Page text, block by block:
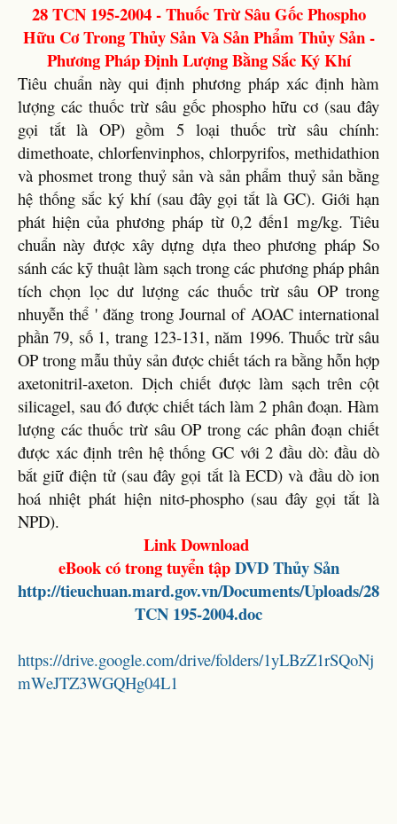
28 TCN 195-2004 - Thuốc Trừ Sâu Gốc Phospho
Hữu Cơ Trong Thủy Sản Và Sản Phẩm Thủy Sản -
Phương Pháp Định Lượng Bằng Sắc Ký Khí
Tiêu chuẩn này qui định phương pháp xác định hàm
lượng các thuốc trừ sâu gốc phospho hữu cơ (sau đây
gọi tắt là OP) gồm 5 loại thuốc trừ sâu chính:
dimethoate, chlorfenvinphos, chlorpyrifos, methidathion
và phosmet trong thuỷ sản và sản phẩm thuỷ sản bằng
hệ thống sắc ký khí (sau đây gọi tắt là GC). Giới hạn
phát hiện của phương pháp từ 0,2 đến1 mg/kg. Tiêu
chuẩn này được xây dựng dựa theo phương pháp So
sánh các kỹ thuật làm sạch trong các phương pháp phân
tích chọn lọc dư lượng các thuốc trừ sâu OP trong
nhuyễn thể ' đăng trong Journal of AOAC international
phần 79, số 1, trang 123-131, năm 1996. Thuốc trừ sâu
OP trong mẫu thủy sản được chiết tách ra bằng hỗn hợp
axetonitril-axeton. Dịch chiết được làm sạch trên cột
silicagel, sau đó được chiết tách làm 2 phân đoạn. Hàm
lượng các thuốc trừ sâu OP trong các phân đoạn chiết
được xác định trên hệ thống GC với 2 đầu dò: đầu dò
bắt giữ điện tử (sau đây gọi tắt là ECD) và đầu dò ion
hoá nhiệt phát hiện nitơ-phospho (sau đây gọi tắt là
NPD).
Link Download
eBook có trong tuyển tậpDVD Thủy Sản
http://tieuchuan.mard.gov.vn/Documents/Uploads/28
TCN 195-2004.doc
https://drive.google.com/drive/folders/1yLBzZ1rSQoNj
mWeJTZ3WGQHg04L1